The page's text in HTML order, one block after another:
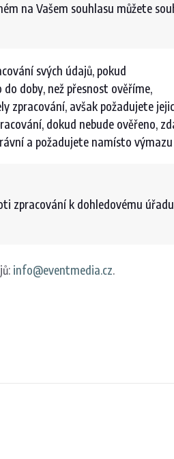
na Vašem souhlasu můžete
svých údajů, pokud
doby, než přesnost ověříme,
zpracování, avšak požadujete
dokud nebude ověřeno,
a požadujete namísto
zpracování k dohledovému
info@eventmedia.cz.